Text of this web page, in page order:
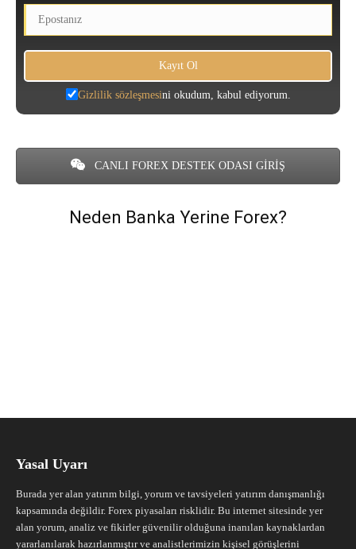
Gizlilik sözleşmesini okudum, kabul ediyorum.
CANLI FOREX DESTEK ODASI GİRİŞ
Neden Banka Yerine Forex?
Yasal Uyarı
Burada yer alan yatırım bilgi, yorum ve tavsiyeleri yatırım danışmanlığı
kapsamında değildir. Forex piyasaları risklidir. Bu internet sitesinde yer
alan yorum, analiz ve fikirler güvenilir olduğuna inanılan kaynaklardan
yararlanılarak hazırlanmıştır ve analistlerimizin kişisel görüşlerini